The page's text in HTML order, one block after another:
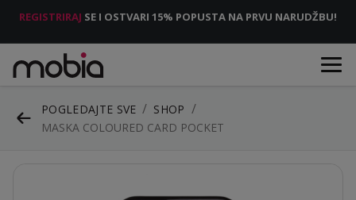
REGISTRIRAJ SE I OSTVARI 15% POPUSTA NA PRVU NARUDŽBU!
POGLEDAJTE SVE
SHOP
MASKA COLOURED CARD POCKET